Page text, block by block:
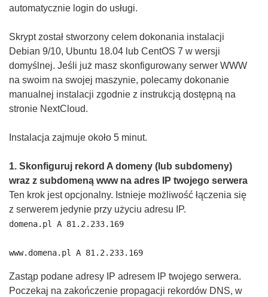
automatycznie login do usługi.
Skrypt został stworzony celem dokonania instalacji
Debian 9/10, Ubuntu 18.04 lub CentOS 7 w wersji
domyślnej. Jeśli już masz skonfigurowany serwer WWW
na swoim na swojej maszynie, polecamy dokonanie
manualnej instalacji zgodnie z instrukcją dostępną na
stronie NextCloud.
Instalacja zajmuje około 5 minut.
1. Skonfiguruj rekord A domeny (lub subdomeny)
wraz z subdomeną www na adres IP twojego serwera
Ten krok jest opcjonalny. Istnieje możliwość łączenia się
z serwerem jedynie przy użyciu adresu IP.
domena.pl A 81.2.233.169
www.domena.pl A 81.2.233.169
Zastąp podane adresy IP adresem IP twojego serwera.
Poczekaj na zakończenie propagacji rekordów DNS, w